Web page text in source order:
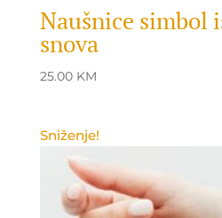
Naušnice simbol
snova
25.00 KM
Sniženje!